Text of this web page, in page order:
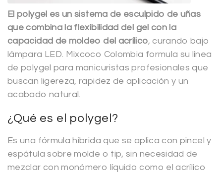
El polygel es un sistema de esculpido de uñas
que combina la flexibilidad del gel con la
capacidad de moldeo del acrílico, curando bajo
lámpara LED. Mixcoco Colombia formula su línea
de polygel para manicuristas profesionales que
buscan ligereza, rapidez de aplicación y un
acabado natural.
¿Qué es el polygel?
Es una fórmula híbrida que se aplica con pincel y
espátula sobre molde o tip, sin necesidad de
mezclar con monómero líquido como el acrílico